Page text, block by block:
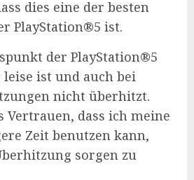
dies eine der besten
PlayStation®5 ist.
der PlayStation®5
leise ist und auch bei
nicht überhitzt.
Vertrauen, dass ich meine
Zeit benutzen kann,
sorgen zu